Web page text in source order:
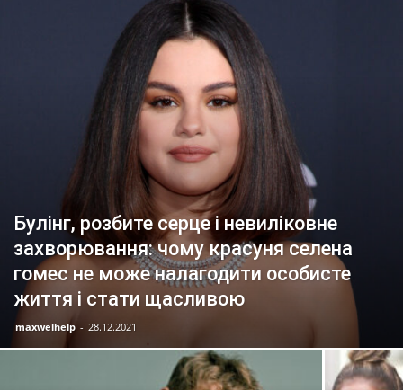
Булінг, розбите серце і невиліковне
захворювання: чому красуня селена
гомес не може налагодити особисте
життя і стати щасливою
maxwelhelp - 28.12.2021